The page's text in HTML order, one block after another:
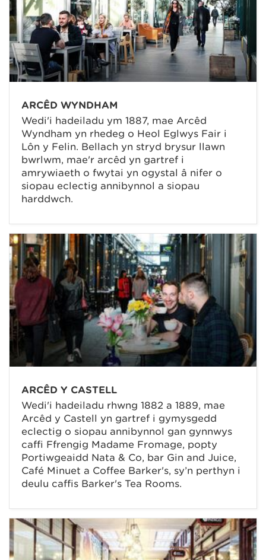
ARCÊD WYNDHAM
Wedi'i hadeiladu ym 1887, mae Arcêd
Wyndham yn rhedeg o Heol Eglwys Fair i
Lôn y Felin. Bellach yn stryd brysur llawn
bwrlwm, mae'r arcêd yn gartref i
amrywiaeth o fwytai yn ogystal â nifer o
siopau eclectig annibynnol a siopau
harddwch.
ARCÊD Y CASTELL
Wedi'i hadeiladu rhwng 1882 a 1889, mae
Arcêd y Castell yn gartref i gymysgedd
eclectig o siopau annibynnol gan gynnwys
caffi Ffrengig Madame Fromage, popty
Portiwgeaidd Nata & Co, bar Gin and Juice,
Café Minuet a Coffee Barker's, sy’n perthyn i
deulu caffis Barker's Tea Rooms.